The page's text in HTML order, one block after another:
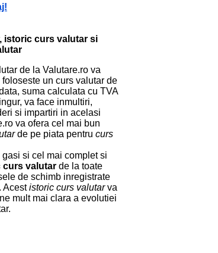
istoric curs valutar si
de la Valutare.ro va
un curs valutar de
suma calculata cu TVA
va face inmultiri,
si impartiri in acelasi
va ofera cel mai bun
de pe piata pentru curs
gasi si cel mai complet si
curs valutar de la toate
de schimb inregistrate
Acestistoric curs valutarva
mult mai clara a evolutiei